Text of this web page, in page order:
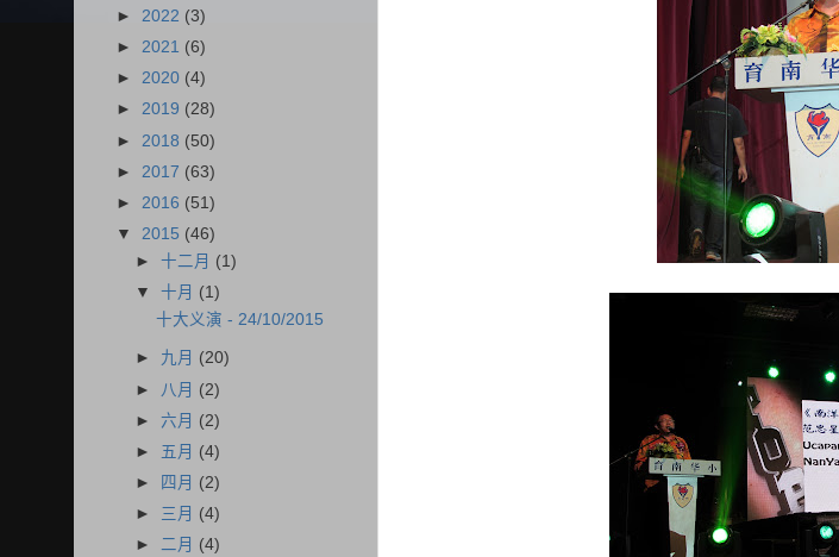
► 2022 (3)
► 2021 (6)
► 2020 (4)
► 2019 (28)
► 2018 (50)
► 2017 (63)
► 2016 (51)
▼ 2015 (46)
►十二月 (1)
▼十月 (1)
十大义演 - 24/10/2015
► 九月 (20)
►
八月 (2)
►六月 (2)
► 五月 (4)
►
四月 (2)
► 三月 (4)
►二月 (4)